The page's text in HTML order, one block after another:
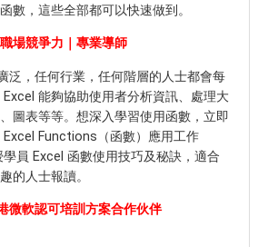
數，這些全部都可以快速做到。
場競爭力｜專業導師
泛，任何行業，任何階層的人士都會每
能夠協助使用者分析資訊、處理大
圖表等等。想深入學習使用函數，立即
Excel Functions（函數）應用工作
員 Excel 函數使用技巧及秘訣，適合
的人士報讀。
微軟認可培訓方案合作伙伴